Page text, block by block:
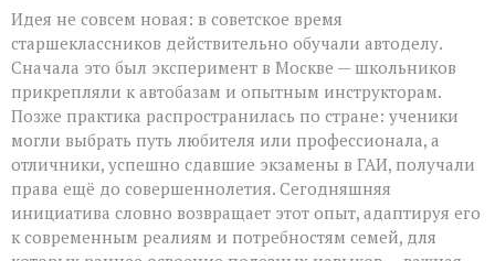
Идея не совсем новая: в советское время
старшеклассников действительно обучали автоделу.
Сначала это был эксперимент в Москве — школьников
прикрепляли к автобазам и опытным инструкторам.
Позже практика распространилась по стране: ученики
могли выбрать путь любителя или профессионала, а
отличники, успешно сдавшие экзамены в ГАИ, получали
права ещё до совершеннолетия. Сегодняшняя
инициатива словно возвращает этот опыт, адаптируя его
к современным реалиям и потребностям семей, для